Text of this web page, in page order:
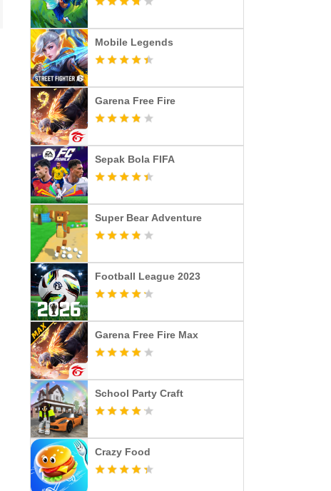
Mobile Legends
Garena Free Fire
Sepak Bola FIFA
Super Bear Adventure
Football League 2023
Garena Free Fire Max
School Party Craft
Crazy Food